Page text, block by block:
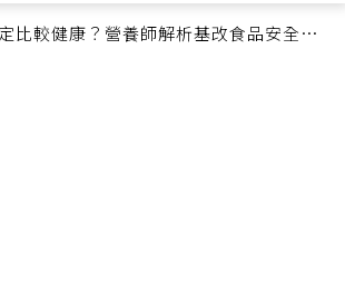
比較健康？營養師解析基改食品安全性